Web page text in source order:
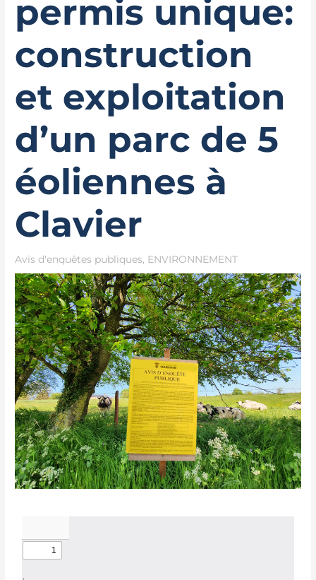
permis unique:
construction
et exploitation
d’un parc de 5
éoliennes à
Clavier
Avis d'enquêtes publiques, ENVIRONNEMENT